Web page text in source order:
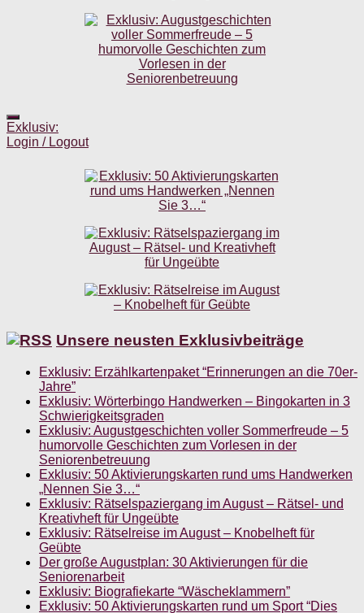
Exklusiv:
Login / Logout
Unsere neusten Exklusivbeiträge
Exklusiv: Erzählkartenpaket “Erinnerungen an die 70er-
Jahre”
Exklusiv: Wörterbingo Handwerken – Bingokarten in 3
Schwierigkeitsgraden
Exklusiv: Augustgeschichten voller Sommerfreude – 5
humorvolle Geschichten zum Vorlesen in der
Seniorenbetreuung
Exklusiv: 50 Aktivierungskarten rund ums Handwerken
„Nennen Sie 3…“
Exklusiv: Rätselspaziergang im August – Rätsel- und
Kreativheft für Ungeübte
Exklusiv: Rätselreise im August – Knobelheft für
Geübte
Der große Augustplan: 30 Aktivierungen für die
Seniorenarbeit
Exklusiv: Biografiekarte “Wäscheklammern”
Exklusiv: 50 Aktivierungskarten rund um Sport “Dies